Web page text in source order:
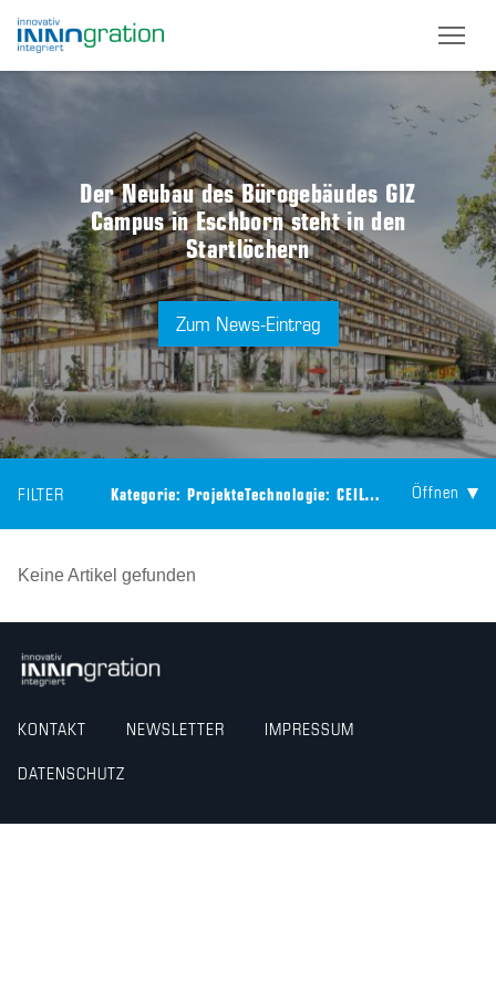
Der Neubau des Bürogebäudes GIZ
Campus in Eschborn steht in den
Startlöchern
Zum News-Eintrag
FILTER Kategorie: Projekte Technologie: CEILTEC® Holzbetonverbunddecke Öffnen
Keine Artikel gefunden
KONTAKT NEWSLETTER IMPRESSUM
DATENSCHUTZ